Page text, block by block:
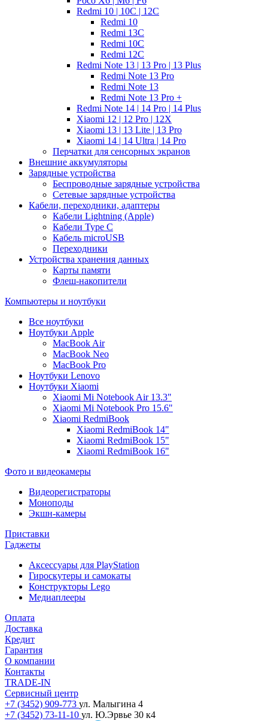
Redmi 10 | 10C | 12C
Redmi 10
Redmi 13C
Redmi 10C
Redmi 12C
Redmi Note 13 | 13 Pro | 13 Plus
Redmi Note 13 Pro
Redmi Note 13
Redmi Note 13 Pro +
Redmi Note 14 | 14 Pro | 14 Plus
Xiaomi 12 | 12 Pro | 12X
Xiaomi 13 | 13 Lite | 13 Pro
Xiaomi 14 | 14 Ultra | 14 Pro
Перчатки для сенсорных экранов
Внешние аккумуляторы
Зарядные устройства
Беспроводные зарядные устройства
Сетевые зарядные устройства
Кабели, переходники, адаптеры
Кабели Lightning (Apple)
Кабели Type C
Кабель microUSB
Переходники
Устройства хранения данных
Карты памяти
Флеш-накопители
Компьютеры и ноутбуки
Все ноутбуки
Ноутбуки Apple
MacBook Air
MacBook Neo
MacBook Pro
Ноутбуки Lenovo
Ноутбуки Xiaomi
Xiaomi Mi Notebook Air 13.3"
Xiaomi Mi Notebook Pro 15.6"
Xiaomi RedmiBook
Xiaomi RedmiBook 14"
Xiaomi RedmiBook 15"
Xiaomi RedmiBook 16"
Фото и видеокамеры
Видеорегистраторы
Моноподы
Экшн-камеры
Приставки
Гаджеты
Аксессуары для PlayStation
Гироскутеры и самокаты
Конструкторы Lego
Медиаплееры
Оплата
Доставка
Кредит
Гарантия
О компании
Контакты
TRADE-IN
Сервисный центр
+7 (3452) 909-773 ул. Малыгина 4
+7 (3452) 73-11-10 ул. Ю.Эрвье 30 к4